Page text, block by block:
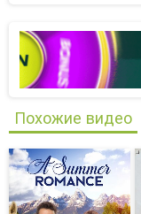
Похожие видео